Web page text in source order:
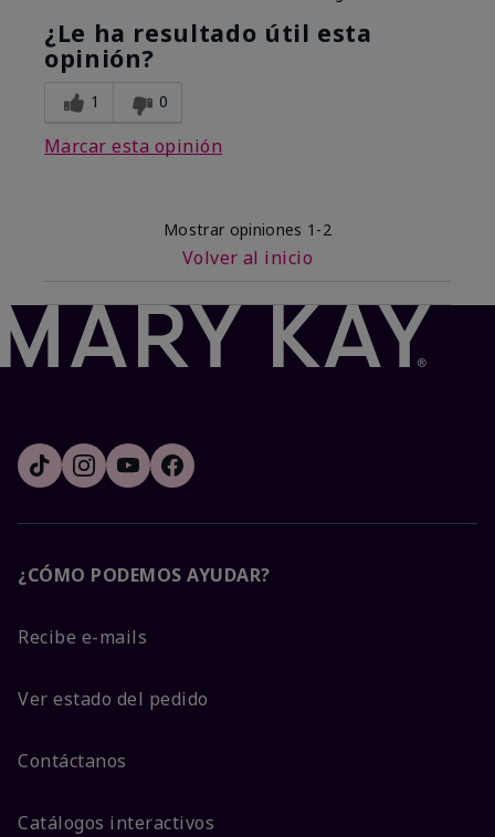
¿Le ha resultado útil esta
opinión?
1 0
Marcar esta opinión
Mostrar opiniones 1-2
Volver al inicio
¿CÓMO PODEMOS AYUDAR?
Recibe e-mails
Ver estado del pedido
Contáctanos
Catálogos interactivos